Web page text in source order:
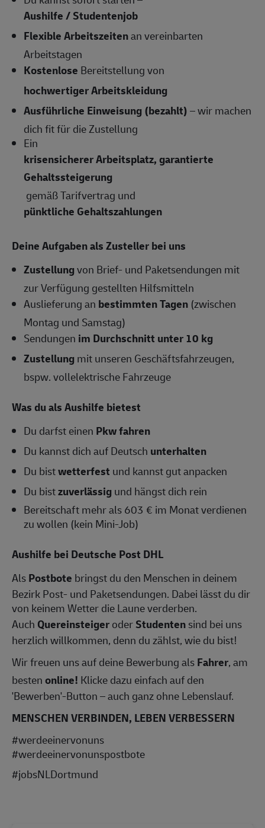
Aushilfe / Studentenjob
Flexible Arbeitszeitenan vereinbarten
Arbeitstagen
Kostenlose Bereitstellung von
hochwertiger Arbeitskleidung
Ausführliche Einweisung (bezahlt)– wir machen
dich fit für die Zustellung
Ein
krisensicherer Arbeitsplatz, garantierte
Gehaltssteigerung
gemäß Tarifvertrag und
pünktliche Gehaltszahlungen
Deine Aufgaben als Zusteller bei uns
Zustellungvon Brief- und Paketsendungen mit
zur Verfügung gestellten Hilfsmitteln
Auslieferung an bestimmten Tagen (zwischen
Montag und Samstag)
Sendungen im Durchschnitt unter 10 kg
Zustellungmit unseren Geschäftsfahrzeugen,
bspw. vollelektrische Fahrzeuge
Was du als Aushilfe bietest
Du darfst einen Pkw fahren
Du kannst dich auf Deutsch unterhalten
Du bistwetterfest und kannst gut anpacken
Du bistzuverlässigund hängst dich rein
Bereitschaft mehr als 603 € im Monat verdienen
zu wollen (kein Mini-Job)
Aushilfe bei Deutsche Post DHL
AlsPostbote bringst du den Menschen in deinem
Bezirk Post- und Paketsendungen. Dabei lässt du dir
von keinem Wetter die Laune verderben.
Auch QuereinsteigeroderStudentensind bei uns
herzlich willkommen, denn du zählst, wie du bist!
Wir freuen uns auf deine Bewerbung alsFahrer, am
bestenonline! Klicke dazu einfach auf den
'Bewerben'-Button – auch ganz ohne Lebenslauf.
MENSCHEN VERBINDEN, LEBEN VERBESSERN
#werdeeinervonuns
#werdeeinervonunspostbote
#jobsNLDortmund